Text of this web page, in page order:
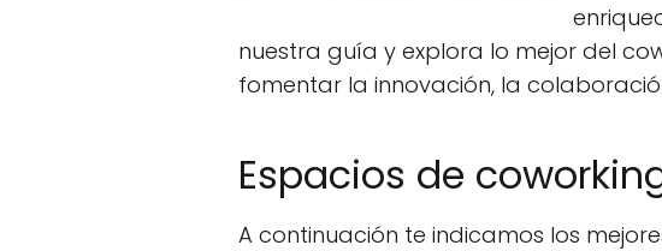
nuestra guía y explora lo mejor del
fomentar la innovación, la
Espacios de
A continuación te indicamos los